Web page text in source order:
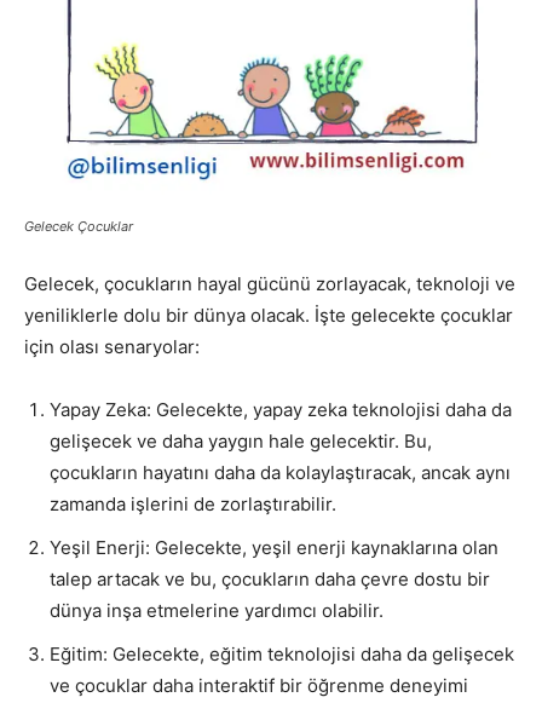
Gelecek Çocuklar
Gelecek, çocukların hayal gücünü zorlayacak, teknoloji ve
yeniliklerle dolu bir dünya olacak. İşte gelecekte çocuklar
için olası senaryolar:
Yapay Zeka: Gelecekte, yapay zeka teknolojisi daha da
gelişecek ve daha yaygın hale gelecektir. Bu,
çocukların hayatını daha da kolaylaştıracak, ancak aynı
zamanda işlerini de zorlaştırabilir.
Yeşil Enerji: Gelecekte, yeşil enerji kaynaklarına olan
talep artacak ve bu, çocukların daha çevre dostu bir
dünya inşa etmelerine yardımcı olabilir.
Eğitim: Gelecekte, eğitim teknolojisi daha da gelişecek
ve çocuklar daha interaktif bir öğrenme deneyimi